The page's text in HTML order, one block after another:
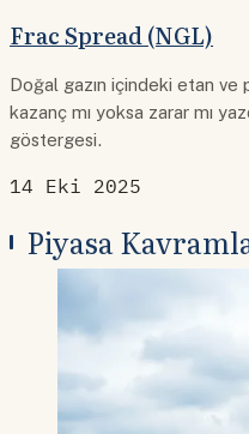
Frac Spread (NGL)
Doğal gazın içindeki etan ve
kazanç mı yoksa zarar mı
göstergesi.
14 Eki 2025
Piyasa